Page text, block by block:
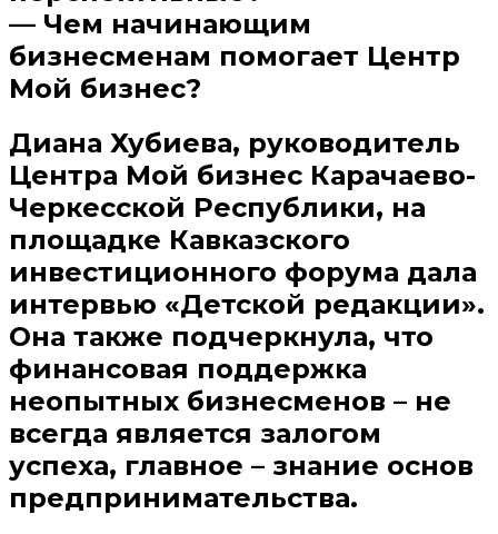
— Чем начинающим
бизнесменам помогает Центр
Мой бизнес?
Диана Хубиева, руководитель
Центра Мой бизнес Карачаево-
Черкесской Республики, на
площадке Кавказского
инвестиционного форума дала
интервью «Детской редакции».
Она также подчеркнула, что
финансовая поддержка
неопытных бизнесменов – не
всегда является залогом
успеха, главное – знание основ
предпринимательства.